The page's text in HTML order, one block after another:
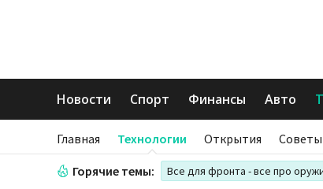
Новости Спорт Финансы Авто
Главная Технологии Открытия Советы
Горячие темы: Все для фронта - все про